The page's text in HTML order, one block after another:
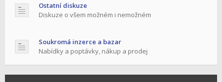
Ostatní diskuze
Diskuze o všem možném i nemožném
Soukromá inzerce a bazar
Nabídky a poptávky, nákup a prodej